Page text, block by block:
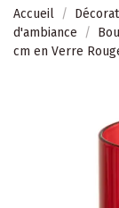
Accueil
d'ambiance
cm en Verre